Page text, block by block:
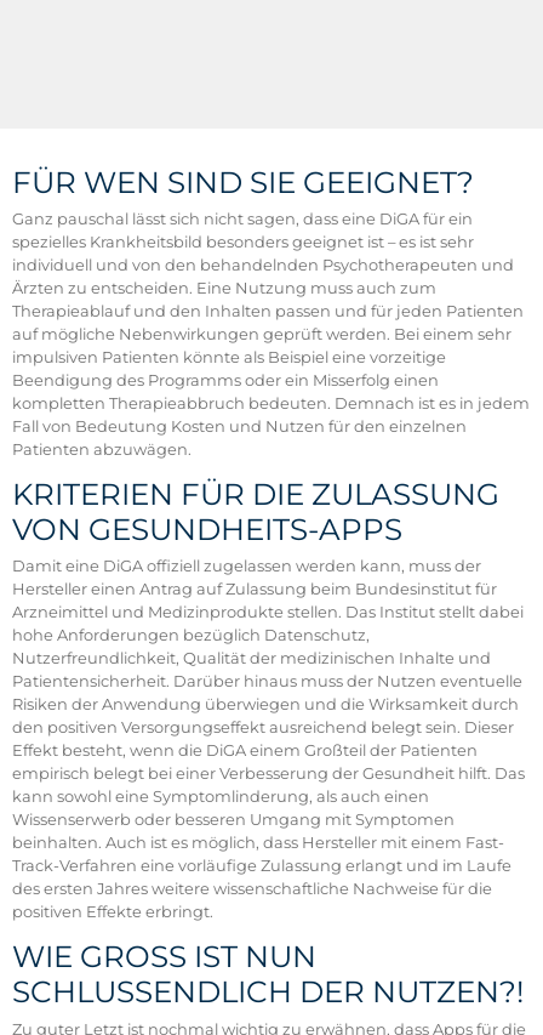
FÜR WEN SIND SIE GEEIGNET?
Ganz pauschal lässt sich nicht sagen, dass eine DiGA für ein
spezielles Krankheitsbild besonders geeignet ist – es ist sehr
individuell und von den behandelnden Psychotherapeuten und
Ärzten zu entscheiden. Eine Nutzung muss auch zum
Therapieablauf und den Inhalten passen und für jeden Patienten
auf mögliche Nebenwirkungen geprüft werden. Bei einem sehr
impulsiven Patienten könnte als Beispiel eine vorzeitige
Beendigung des Programms oder ein Misserfolg einen
kompletten Therapieabbruch bedeuten. Demnach ist es in jedem
Fall von Bedeutung Kosten und Nutzen für den einzelnen
Patienten abzuwägen.
KRITERIEN FÜR DIE ZULASSUNG
VON GESUNDHEITS-APPS
Damit eine DiGA offiziell zugelassen werden kann, muss der
Hersteller einen Antrag auf Zulassung beim Bundesinstitut für
Arzneimittel und Medizinprodukte stellen. Das Institut stellt dabei
hohe Anforderungen bezüglich Datenschutz,
Nutzerfreundlichkeit, Qualität der medizinischen Inhalte und
Patientensicherheit. Darüber hinaus muss der Nutzen eventuelle
Risiken der Anwendung überwiegen und die Wirksamkeit durch
den positiven Versorgungseffekt ausreichend belegt sein. Dieser
Effekt besteht, wenn die DiGA einem Großteil der Patienten
empirisch belegt bei einer Verbesserung der Gesundheit hilft. Das
kann sowohl eine Symptomlinderung, als auch einen
Wissenserwerb oder besseren Umgang mit Symptomen
beinhalten. Auch ist es möglich, dass Hersteller mit einem Fast-
Track-Verfahren eine vorläufige Zulassung erlangt und im Laufe
des ersten Jahres weitere wissenschaftliche Nachweise für die
positiven Effekte erbringt.
WIE GROSS IST NUN S
CHLUSSENDLICH DER NUTZEN?!
Zu guter Letzt ist nochmal wichtig zu erwähnen, dass Apps für die